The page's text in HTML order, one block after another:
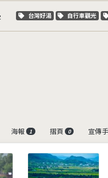
關鍵字標籤
台灣好湯 關鍵字標籤
自行車觀光
海報 1 摺頁 0 宣傳